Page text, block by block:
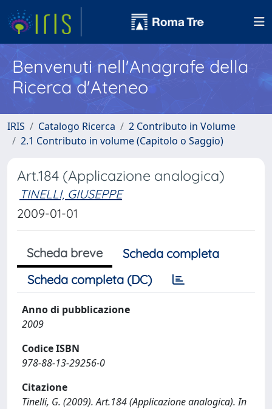
Benvenuti nell'Anagrafe della
Ricerca d'Ateneo
IRIS Catalogo Ricerca
2 Contributo in Volume
2.1 Contributo in volume (Capitolo o Saggio)
Art.184 (Applicazione analogica)
TINELLI, GIUSEPPE
2009-01-01
Scheda breve
Scheda completa
Scheda completa (DC)
Anno di pubblicazione
2009
Codice ISBN
978-88-13-29256-0
Citazione
Tinelli, G. (2009). Art.184 (Applicazione analogica). In